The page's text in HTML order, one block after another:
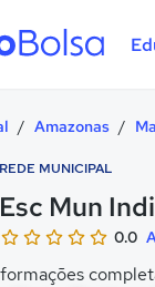
/ Amazonas /
REDE MUNICIPAL
Esc Mun
0.0